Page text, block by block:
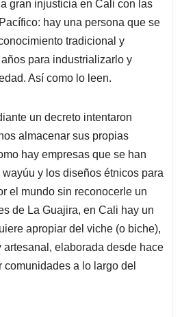
a
d
s
gran injusticia en Cali con las
hay una persona que se
tradicional y
para industrializarlo y
Así como lo leen.
un decreto intentaron
almacenar sus propias
hay empresas que se han
y los diseños étnicos para
el mundo sin reconocerle un
de La Guajira, en Cali hay un
apropiar del viche (o biche),
artesanal, elaborada desde hace
a lo largo del